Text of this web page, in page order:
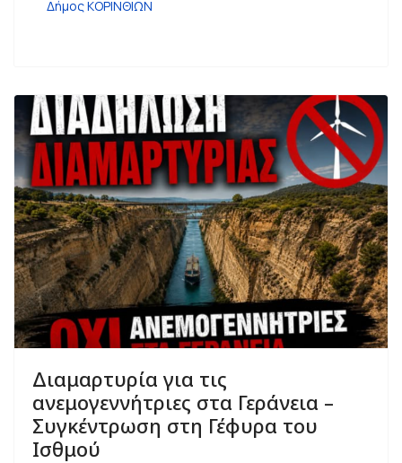
Δήμος ΚΟΡΙΝΘΙΩΝ
Διαμαρτυρία για τις
ανεμογεννήτριες στα Γεράνεια –
Συγκέντρωση στη Γέφυρα του
Ισθμού